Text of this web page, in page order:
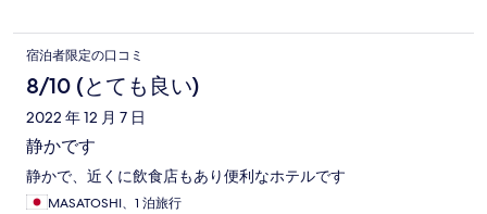
宿泊者限定の口コミ
8/10 (とても良い)
2022 年 12 月 7 日
静かです
静かで、近くに飲食店もあり便利なホテルです
MASATOSHI、1 泊旅行